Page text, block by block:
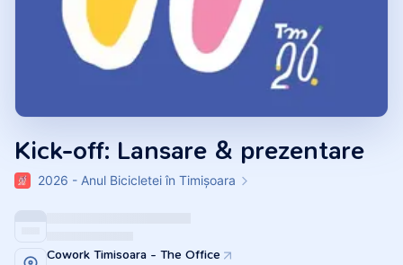
Kick-off: Lansare & prezentare
2026 - Anul Bicicletei în Timișoara
Cowork Timisoara - The Office